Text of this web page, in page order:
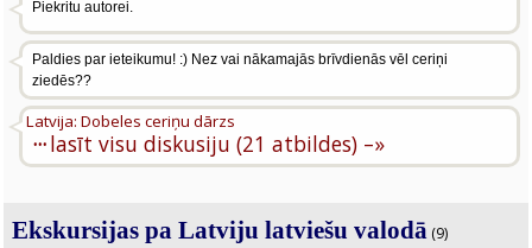
Piekritu autorei.
Paldies par ieteikumu! :) Nez vai nākamajās brīvdienās vēl ceriņi
ziedēs??
···
Latvija: Dobeles ceriņu dārzs
lasīt visu diskusiju (21 atbildes) –»
Ekskursijas pa Latviju latviešu valodā (9)